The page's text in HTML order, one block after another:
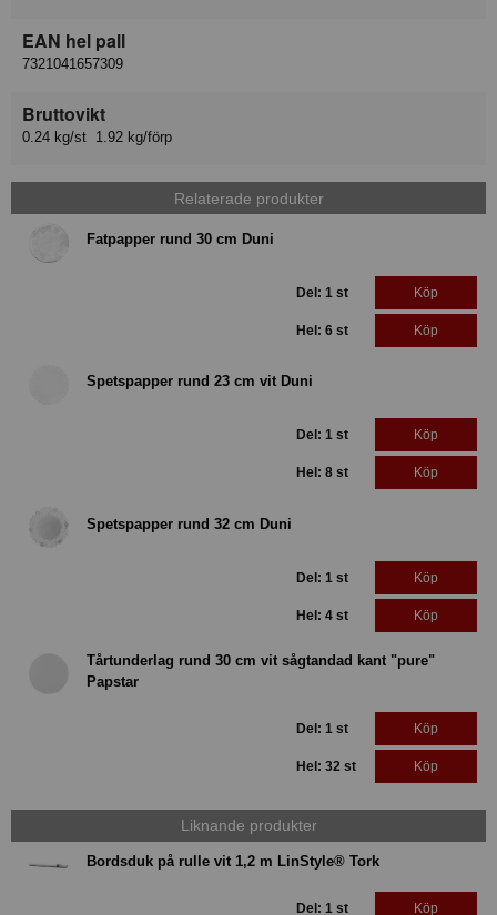
EAN hel pall
7321041657309
Bruttovikt
0.24 kg/st 1.92 kg/förp
Relaterade produkter
Fatpapper rund 30 cm Duni
Del: 1 st Köp
Hel: 6 st Köp
Spetspapper rund 23 cm vit Duni
Del: 1 st Köp
Hel: 8 st Köp
Spetspapper rund 32 cm Duni
Del: 1 st Köp
Hel: 4 st Köp
Tårtunderlag rund 30 cm vit sågtandad kant "pure"
Papstar
Del: 1 st Köp
Hel: 32 st Köp
Liknande produkter
Bordsduk på rulle vit 1,2 m LinStyle® Tork
Del: 1 st Köp